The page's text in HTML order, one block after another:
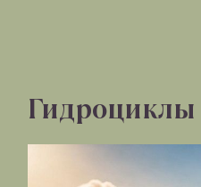
Гидроциклы